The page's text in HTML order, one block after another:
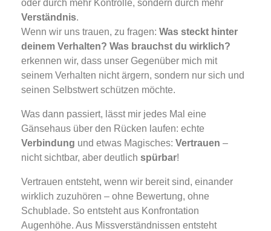
oder durch mehr Kontrolle, sondern durch mehr
Verständnis.
Wenn wir uns trauen, zu fragen: Was steckt hinter
deinem Verhalten? Was brauchst du wirklich?
erkennen wir, dass unser Gegenüber mich mit
seinem Verhalten nicht ärgern, sondern nur sich und
seinen Selbstwert schützen möchte.
Was dann passiert, lässt mir jedes Mal eine
Gänsehaus über den Rücken laufen: echte
Verbindung und etwas Magisches: Vertrauen –
nicht sichtbar, aber deutlich spürbar!
Vertrauen entsteht, wenn wir bereit sind, einander
wirklich zuzuhören – ohne Bewertung, ohne
Schublade. So entsteht aus Konfrontation
Augenhöhe. Aus Missverständnissen entsteht